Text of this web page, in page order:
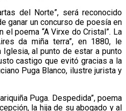
del Norte”, será reconocido
ganar un concurso de poesía en
el poema “A Virxe do Cristal”. La
da miña terra”, en 1880, le
Iglesia, al punto de estar a punto
castigo que evitó gracias a la
Puga Blanco, ilustre jurista y
Puga. Despedida”, poema
la hija de su abogado y al